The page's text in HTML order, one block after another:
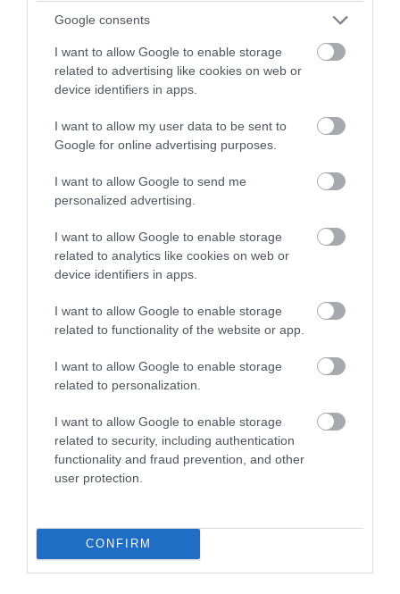
Google consents
I want to allow Google to enable storage
related to advertising like cookies on web or
device identifiers in apps.
I want to allow my user data to be sent to
Google for online advertising purposes.
I want to allow Google to send me
personalized advertising.
I want to allow Google to enable storage
related to analytics like cookies on web or
device identifiers in apps.
I want to allow Google to enable storage
related to functionality of the website or app.
I want to allow Google to enable storage
related to personalization.
I want to allow Google to enable storage
related to security, including authentication
functionality and fraud prevention, and other
user protection.
CONFIRM
11. Engem vegyél meg! Engem!
12. Egy padlizsán, ami… VALAKI